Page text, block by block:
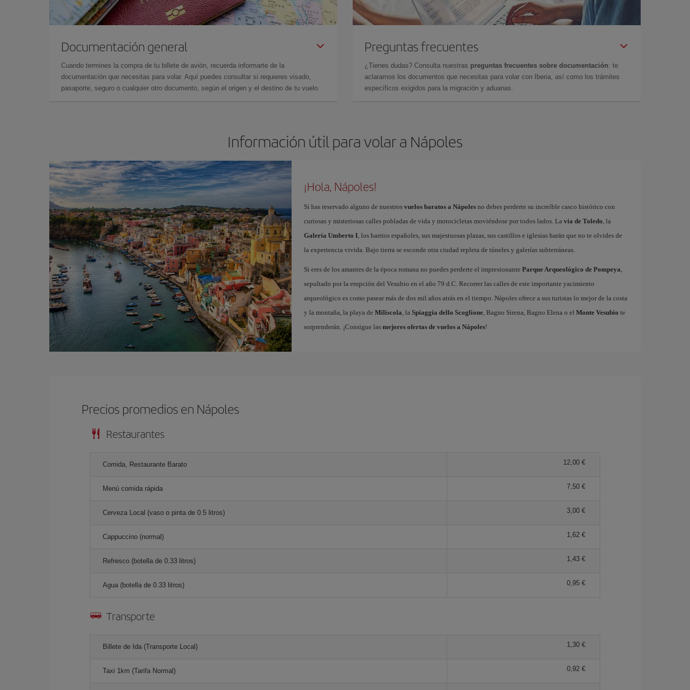
Documentación general
Cuando termines la compra de tu billete de avión, recuerda informarte de la
documentación que necesitas para volar. Aquí puedes consultar si requieres visado,
pasaporte, seguro o cualquier otro documento, según el origen y el destino de tu vuelo.
Preguntas frecuentes
¿Tienes dudas? Consulta nuestras preguntas frecuentes sobre documentación: te
aclaramos los documentos que necesitas para volar con Iberia, así como los trámites
específicos exigidos para la migración y aduanas.
Información útil para volar a Nápoles
¡Hola, Nápoles!
Si has reservado alguno de nuestros vuelos baratos a Nápolesno debes perderte su increíble casco histórico con
curiosas y misteriosas calles pobladas de vida y motocicletas moviéndose por todos lados. La vía de Toledo, la
Galería Umberto I, los barrios españoles, sus majestuosas plazas, sus castillos e iglesias harán que no te olvides de
la experiencia vivida. Bajo tierra se esconde otra ciudad repleta de túneles y galerías subterráneas.
Si eres de los amantes de la época romana no puedes perderte el impresionante Parque Arqueológico de Pompeya,
sepultado por la erupción del Vesubio en el año 79 d.C. Recorrer las calles de este importante yacimiento
arqueológico es como pasear más de dos mil años atrás en el tiempo. Nápoles ofrece a sus turistas lo mejor de la costa
y la montaña, la playa de Miliscola, la Spiaggia dello Scoglione, Bagno Sirena, Bagno Elena o el Monte Vesubio te
sorprenderán. ¡Consigue las mejores ofertas de vuelos a Nápoles!
Precios promedios en Nápoles
Restaurantes
Comida, Restaurante Barato 12,00 €
Menú comida rápida 7,50 €
Cerveza Local (vaso o pinta de 0.5 litros) 3,00 €
Cappuccino (normal) 1,62 €
Refresco (botella de 0.33 litros) 1,43 €
Agua (botella de 0.33 litros) 0,95 €
Transporte
Billete de Ida (Transporte Local) 1,30 €
Taxi 1km (Tarifa Normal) 0,92 €